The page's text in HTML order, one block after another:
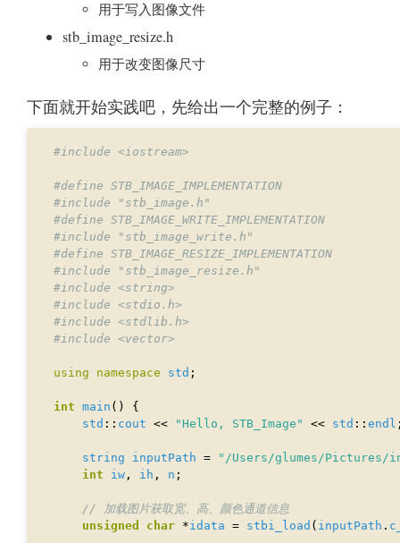
用于写入图像文件
stb_image_resize.h
用于改变图像尺寸
下面就开始实践吧，先给出一个完整的例子：
#include <iostream>
#include
"stb_image.h"
#include
"stb_image_write.h"
#include
"stb_image_resize.h"
#include <string>
#include <stdio.h>
#include <stdlib.h>
#include <vector>
using namespace std
int main
std :: cout << "Hello, STB_Image" << std :: endl
string inputPath =
"/Users/glumes/Pictures/
int
iw , ih , n
unsigned
char *idata = stbi_load ( inputPath .